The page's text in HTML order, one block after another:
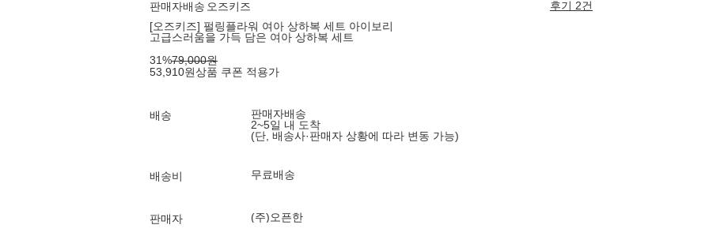
판매자배송 오즈키즈
후기 2건
[오즈키즈] 펄링플라워 여아 상하복 세트 아이보리
고급스러움을 가득 담은 여아 상하복 세트
31%79,000원
53,910원상품 쿠폰 적용가
배송
판매자배송
2~5일 내 도착
(단, 배송사·판매자 상황에 따라 변동 가능)
배송비 무료배송
판매자 (주)오픈한